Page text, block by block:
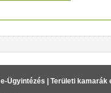
e-Ügyintézés
Területi kamarák